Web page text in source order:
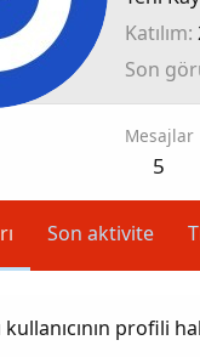
Katılım
Son
Mesajlar
5
Son aktivite
profili